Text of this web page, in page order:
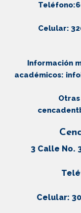
Celular:
Información
académicos:
3 Calle No.
Celular: